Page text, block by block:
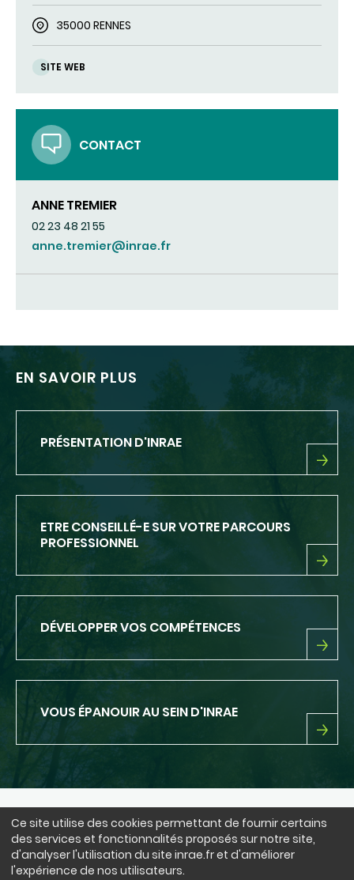
Ce site utilise des cookies permettant de fournir certains
des services et fonctionnalités proposés sur notre site,
d'analyser l'utilisation du site inrae.fr et d'améliorer
l'expérience de nos utilisateurs.
35000 RENNES
SITE WEB
CONTACT
ANNE TREMIER
02 23 48 21 55
anne.tremier@inrae.fr
EN SAVOIR PLUS
PRÉSENTATION D'INRAE
PRÉSENTATION
ETRE CONSEILLÉ-E SUR VOTRE PARCOURS
PROFESSIONNEL
ETRE
SUR
VOTRE
PROFESSIONNEL
DÉVELOPPER VOS COMPÉTENCES
DÉVELOPPER
VOUS ÉPANOUIR AU SEIN D'INRAE
VOUS
SEIN
NOUS SUIVRE
LinkedInFacebook
BlueSkyinstagram
Youtube
X